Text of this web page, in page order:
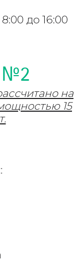
до 16:00
№2
на
15